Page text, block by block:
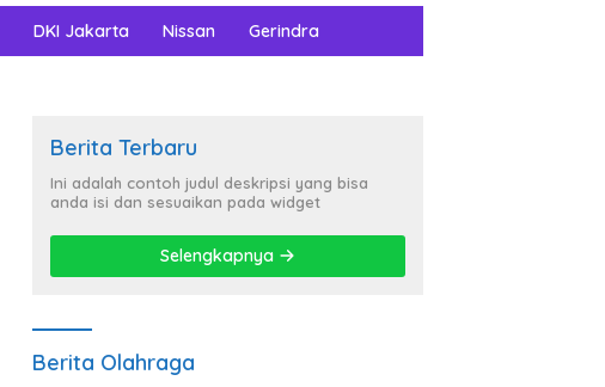
DKI Jakarta Nissan Gerindra
Berita Terbaru
Ini adalah contoh judul deskripsi yang bisa
anda isi dan sesuaikan pada widget
Selengkapnya
Berita Olahraga